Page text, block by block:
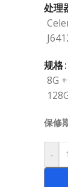
处理
规格
8G +
保修
-